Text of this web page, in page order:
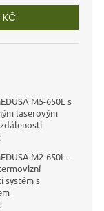
M5-650L s
laserovým
M2-650L –
systém s